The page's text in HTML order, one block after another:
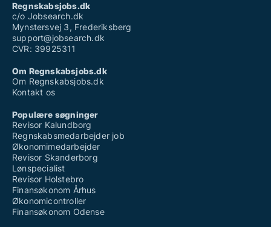
Regnskabsjobs.dk
c/o Jobsearch.dk
Mynstersvej 3, Frederiksberg
support@jobsearch.dk
CVR: 39925311
Om Regnskabsjobs.dk
Om Regnskabsjobs.dk
Kontakt os
Populære søgninger
Revisor Kalundborg
Regnskabsmedarbejder job
Økonomimedarbejder
Revisor Skanderborg
Lønspecialist
Revisor Holstebro
Finansøkonom Århus
Økonomicontroller
Finansøkonom Odense